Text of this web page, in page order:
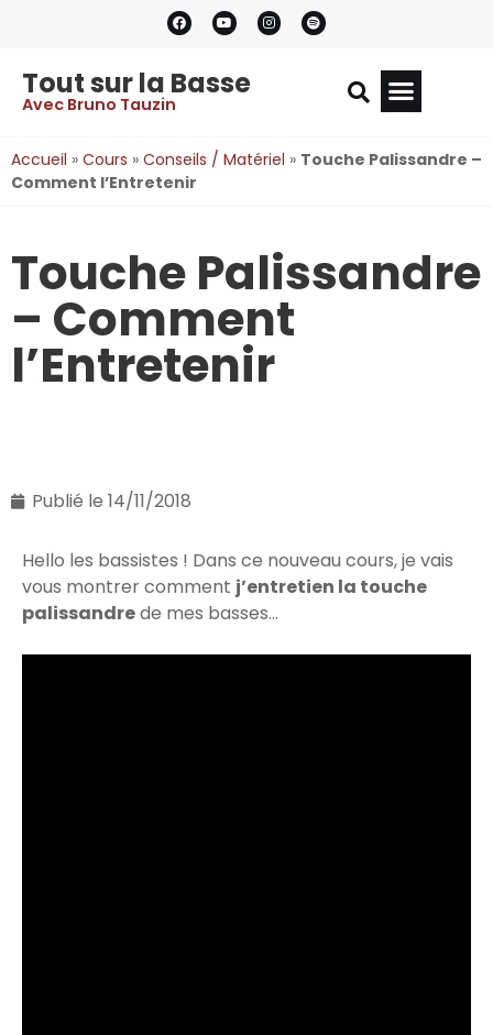
Tout sur la Basse
Avec Bruno Tauzin
Accueil » Cours » Conseils / Matériel » Touche Palissandre –
Comment l’Entretenir
Touche Palissandre
– Comment
l’Entretenir
Publié le 14/11/2018
Hello les bassistes ! Dans ce nouveau cours, je vais
vous montrer comment j’entretien la touche
palissandrede mes basses…